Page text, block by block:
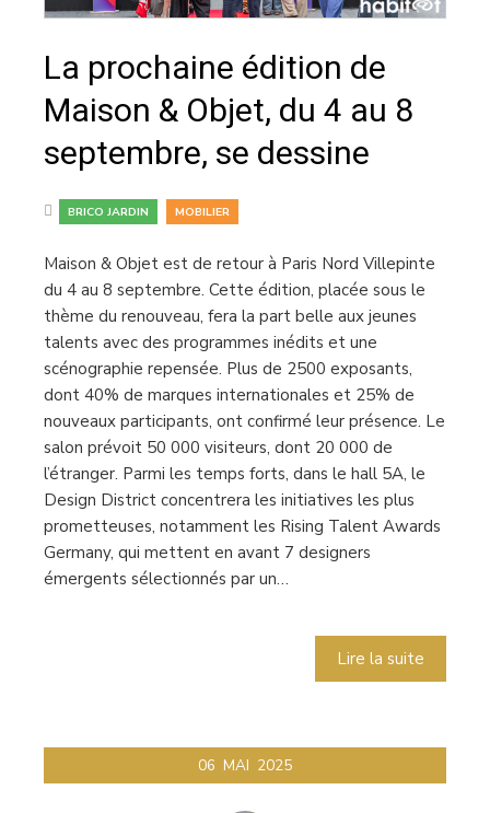
La prochaine édition de
Maison & Objet, du 4 au 8
septembre, se dessine
BRICO JARDIN MOBILIER
Maison & Objet est de retour à Paris Nord Villepinte
du 4 au 8 septembre. Cette édition, placée sous le
thème du renouveau, fera la part belle aux jeunes
talents avec des programmes inédits et une
scénographie repensée. Plus de 2500 exposants,
dont 40% de marques internationales et 25% de
nouveaux participants, ont confirmé leur présence. Le
salon prévoit 50 000 visiteurs, dont 20 000 de
l’étranger. Parmi les temps forts, dans le hall 5A, le
Design District concentrera les initiatives les plus
prometteuses, notamment les Rising Talent Awards
Germany, qui mettent en avant 7 designers
émergents sélectionnés par un…
Lire la suite
06 MAI 2025